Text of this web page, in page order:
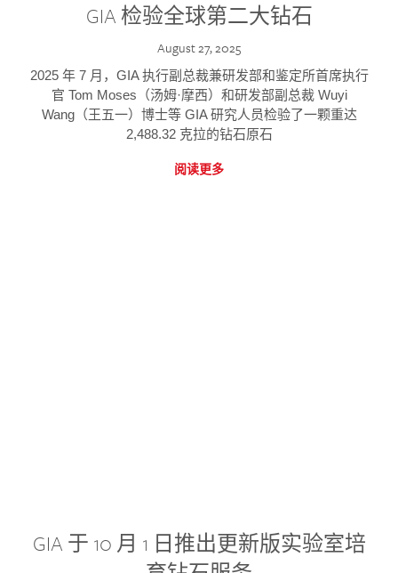
GIA 检验全球第二大钻石
August 27, 2025
2025 年 7 月，GIA 执行副总裁兼研发部和鉴定所首席执行
官 Tom Moses（汤姆·摩西）和研发部副总裁 Wuyi
Wang（王五一）博士等 GIA 研究人员检验了一颗重达
2,488.32 克拉的钻石原石
阅读更多
GIA 于 10 月 1 日推出更新版实验室培